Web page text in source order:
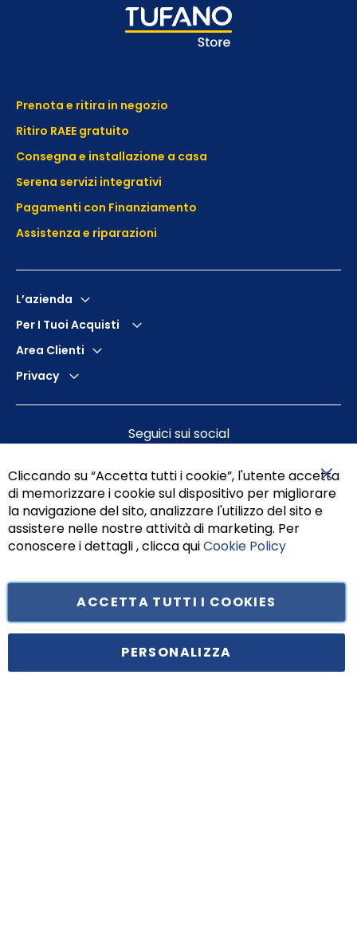
Prenota e ritira in negozio
Ritiro RAEE gratuito
Consegna e installazione a casa
Serena servizi integrativi
Pagamenti con Finanziamento
Assistenza e riparazioni
L’azienda
Per I Tuoi Acquisti
Area Clienti
Privacy
Seguici sui social
Principe di Piemonte 199, cap. 80026 Casoria (NA) - C.F. 05834470634 -
Cliccando su “Accetta tutti i cookie”, l'utente accetta
di memorizzare i cookie sul dispositivo per migliorare
la navigazione del sito, analizzare l'utilizzo del sito e
assistere nelle nostre attività di marketing. Per
conoscere i dettagli , clicca quiCookie Policy
ACCETTA TUTTI I COOKIES
PERSONALIZZA